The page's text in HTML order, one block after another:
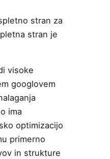
stran za
stran je
visoke
googlovem
ima
optimizacijo
primerno
in strukture